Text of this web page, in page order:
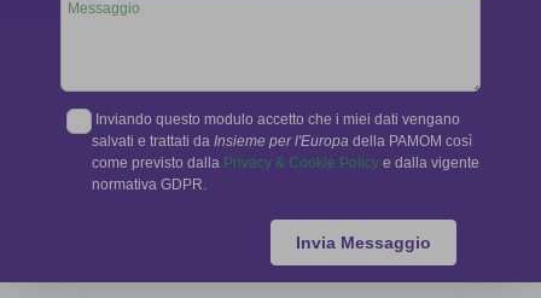
Inviando questo modulo accetto che i miei dati vengano
salvati e trattati da Insieme per l'Europa della PAMOM così
come previsto dalla Privacy & Cookie Policy e dalla vigente
normativa GDPR.
Invia Messaggio